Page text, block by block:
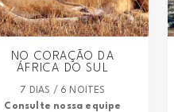
NO CORAÇÃO DA
ÁFRICA DO SUL
7 DIAS / 6 NOITES
Consulte nossa equipe